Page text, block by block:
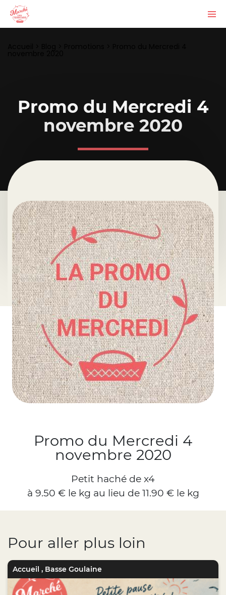
Promo du Mercredi 4
novembre 2020
Promo du Mercredi 4
novembre 2020
Petit haché de x4
à 9.50 € le kg au lieu de 11.90 € le kg
Pour aller plus loin
Accueil , Basse Goulaine